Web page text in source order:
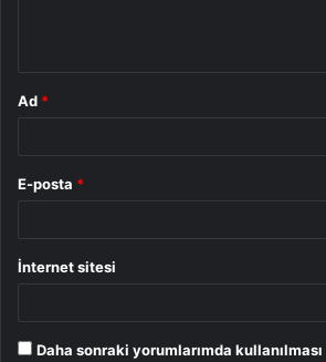
Ad *
E-posta *
İnternet sitesi
Daha sonraki yorumlarımda